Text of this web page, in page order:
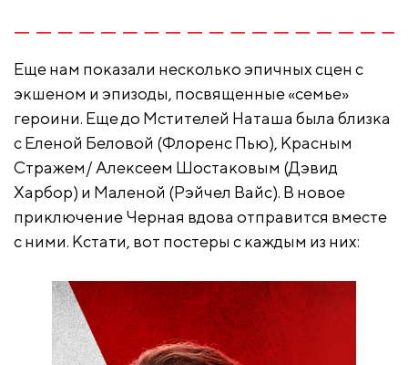
Еще нам показали несколько эпичных сцен с
экшеном и эпизоды, посвященные «семье»
героини. Еще до Мстителей Наташа была близка
с Еленой Беловой (Флоренс Пью), Красным
Стражем/ Алексеем Шостаковым (Дэвид
Харбор) и Маленой (Рэйчел Вайс). В новое
приключение Черная вдова отправится вместе
с ними. Кстати, вот постеры с каждым из них: